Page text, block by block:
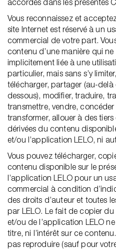
accordés dans les présentes
Vous reconnaissez et
site Internet est réservé à un
commercial de votre part.
contenu d’une manière qui
implicitement liée à une
particulier, mais sans s’y
télécharger, partager (au-delà
dessous), modifier, traduire,
transmettre, vendre,
transformer, allouer à des
dérivées du contenu
et/ou l’application LELO, ni
Vous pouvez télécharger,
contenu disponible sur le
l’application LELO pour un
commercial à condition
des droits d’auteur et toutes
par LELO. Le fait de copier
et/ou de l’application LELO
titre, ni l’intérêt sur ce
pas reproduire (sauf pour